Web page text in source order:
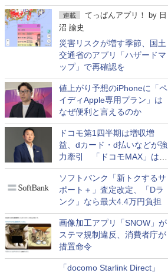
屋のメニュー並みの薄さ」
連載 てっぱんアプリ！ by 日
沼 諭史
災害リスクが増す季節、国土
交通省のアプリ「ハザードマ
ップ」で再確認を
値上がり予想のiPhoneに「ペ
イディApple専用プラン」は
なぜ便利と言えるのか
ドコモ第1四半期は増収増
益、dカード・d払いなどが強
力牽引 「ドコモMAX」は
400万契約突破
ソフトバンク「新トクするサ
ポート＋」査定改定、「Dラ
ンク」なら最大4.4万円負担
画像加工アプリ「SNOW」が
ステマ規制違反、消費者庁が
措置命令
「docomo Starlink Direct」